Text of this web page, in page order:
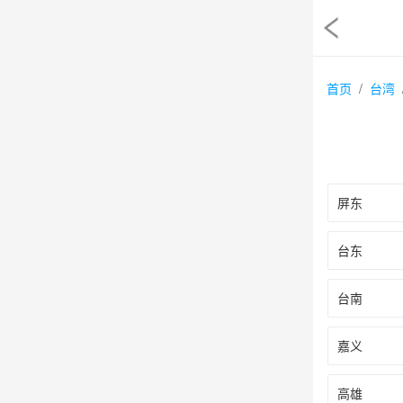
首页 台湾
屏东
台东
台南
嘉义
高雄